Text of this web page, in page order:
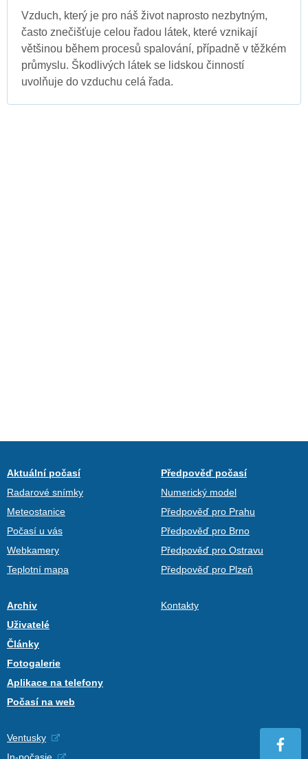
Vzduch, který je pro náš život naprosto nezbytným,
často znečišťuje celou řadou látek, které vznikají
většinou během procesů spalování, případně v těžkém
průmyslu. Škodlivých látek se lidskou činností
uvolňuje do vzduchu celá řada.
Aktuální počasí
Radarové snímky
Meteostanice
Počasí u vás
Webkamery
Teplotní mapa
Předpověď počasí
Numerický model
Předpověď pro Prahu
Předpověď pro Brno
Předpověď pro Ostravu
Předpověď pro Plzeň
Archiv
Uživatelé
Články
Fotogalerie
Aplikace na telefony
Počasí na web
Kontakty
Ventusky